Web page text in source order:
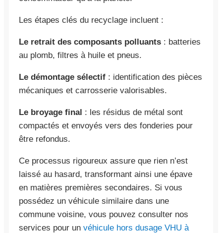
Les étapes clés du recyclage incluent :
Le retrait des composants polluants : batteries
au plomb, filtres à huile et pneus.
Le démontage sélectif : identification des pièces
mécaniques et carrosserie valorisables.
Le broyage final : les résidus de métal sont
compactés et envoyés vers des fonderies pour
être refondus.
Ce processus rigoureux assure que rien n’est
laissé au hasard, transformant ainsi une épave
en matières premières secondaires. Si vous
possédez un véhicule similaire dans une
commune voisine, vous pouvez consulter nos
services pour un véhicule hors dusage VHU à